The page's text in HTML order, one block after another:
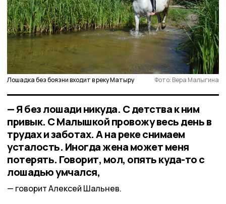
Лошадка без боязни входит в реку Матыру Фото: Вера Малыгина
— Я без лошади никуда. С детства к ним
привык. С Малышкой провожу весь день в
трудах и заботах. А на реке снимаем
усталость. Иногда жена может меня
потерять. Говорит, мол, опять куда-то с
лошадью умчался,
говорит Алексей Шальнев.